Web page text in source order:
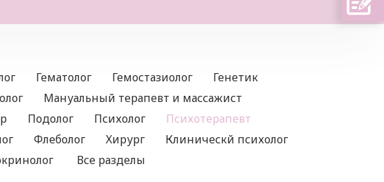
Гематолог Гемостазиолог
Генетик
Мануальный терапевт и массажист
Подолог Психолог
Психотерапевт
Флеболог Хирург
Клиническй психолог
Все разделы